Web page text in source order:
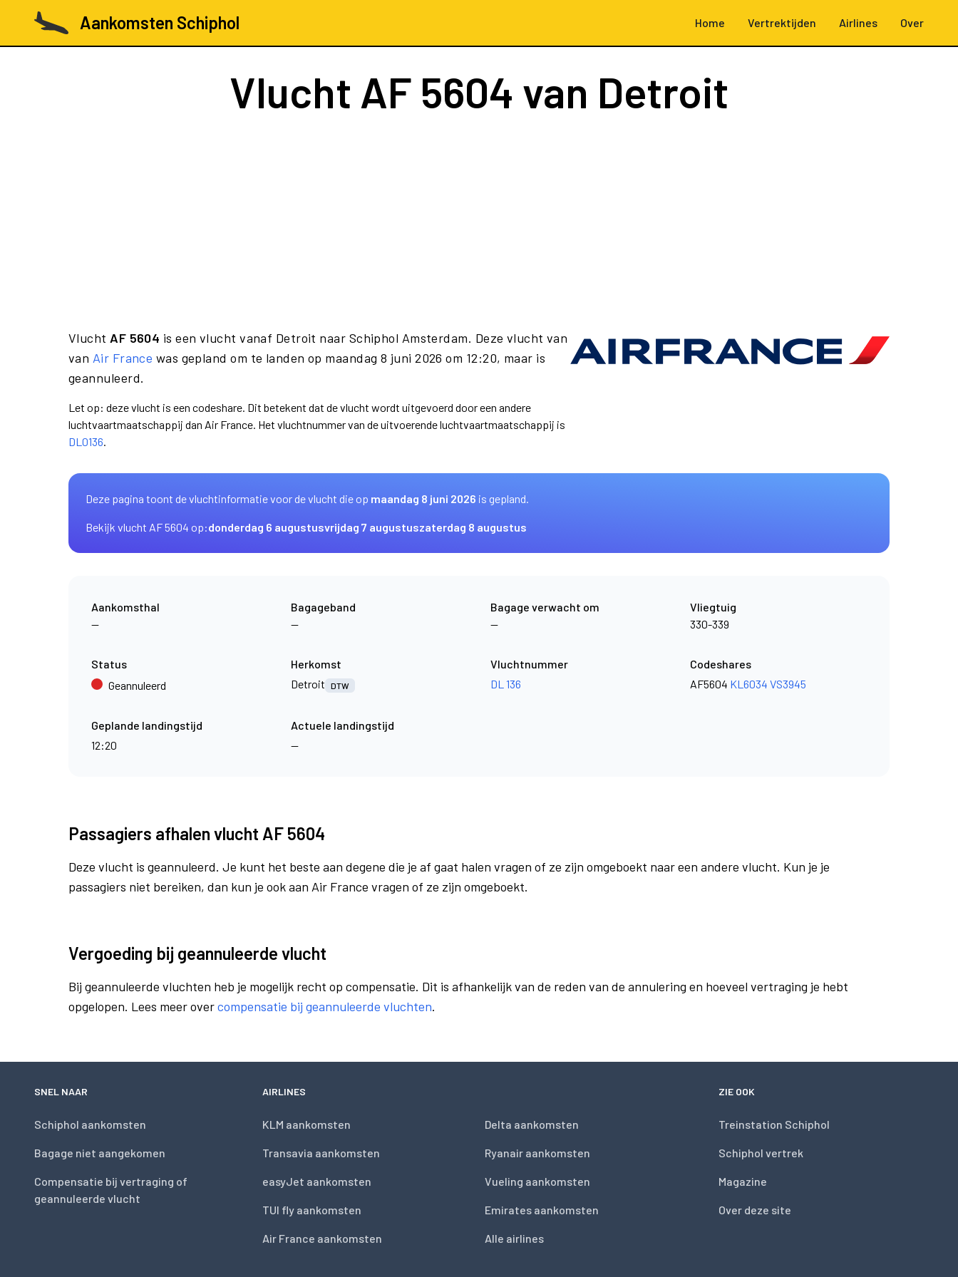
Aankomsten Schiphol Home Vertrektijden Airlines Over
Vlucht AF 5604 van Detroit
Vlucht AF 5604 is een vlucht vanaf Detroit naar Schiphol Amsterdam. Deze vlucht van
van Air France was gepland om te landen op maandag 8 juni 2026 om 12:20, maar is
geannuleerd.
Let op: deze vlucht is een codeshare. Dit betekent dat de vlucht wordt uitgevoerd door een andere
luchtvaartmaatschappij dan Air France. Het vluchtnummer van de uitvoerende luchtvaartmaatschappij is
DL0136.
Deze pagina toont de vluchtinformatie voor de vlucht die op maandag 8 juni 2026 is gepland.
Bekijk vlucht AF 5604 op:donderdag 6 augustusvrijdag 7 augustuszaterdag 8 augustus
Aankomsthal
—
Bagageband
—
Bagage verwacht om
—
Vliegtuig
330-339
Status
Geannuleerd
Herkomst
Detroit
DTW
Vluchtnummer
DL 136
Codeshares
AF5604 KL6034 VS3945
Geplande landingstijd
12:20
Actuele landingstijd
—
Passagiers afhalen vlucht AF 5604
Deze vlucht is geannuleerd. Je kunt het beste aan degene die je af gaat halen vragen of ze zijn omgeboekt naar een andere vlucht. Kun je je
passagiers niet bereiken, dan kun je ook aan Air France vragen of ze zijn omgeboekt.
Vergoeding bij geannuleerde vlucht
Bij geannuleerde vluchten heb je mogelijk recht op compensatie. Dit is afhankelijk van de reden van de annulering en hoeveel vertraging je hebt
opgelopen. Lees meer overcompensatie bij geannuleerde vluchten.
SNEL NAAR
Schiphol aankomsten
Bagage niet aangekomen
Compensatie bij vertraging of
geannuleerde vlucht
AIRLINES
KLM aankomsten
Transavia aankomsten
easyJet aankomsten
TUI fly aankomsten
Air France aankomsten
Delta aankomsten
Ryanair aankomsten
Vueling aankomsten
Emirates aankomsten
Alle airlines
ZIE OOK
Treinstation Schiphol
Schiphol vertrek
Magazine
Over deze site